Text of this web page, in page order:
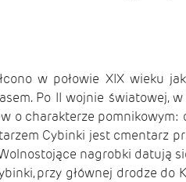
w połowie XIX wieku
Po II wojnie światowej,
charakterze pomnikowym:
Cybinki jest cmentarz
nagrobki datują
przy głównej drodze do